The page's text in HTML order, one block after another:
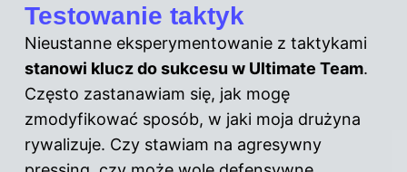
Testowanie taktyk
Nieustanne eksperymentowanie z taktykami
stanowi klucz do sukcesu w Ultimate Team.
Często zastanawiam się, jak mogę
zmodyfikować sposób, w jaki moja drużyna
rywalizuje. Czy stawiam na agresywny